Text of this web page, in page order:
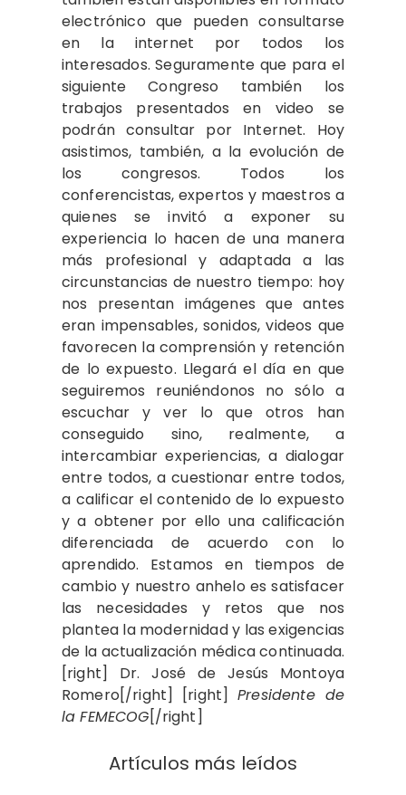
electrónico que pueden consultarse
en la internet por todos los
interesados. Seguramente que para el
siguiente Congreso también los
trabajos presentados en video se
podrán consultar por Internet. Hoy
asistimos, también, a la evolución de
los congresos. Todos los
conferencistas, expertos y maestros a
quienes se invitó a exponer su
experiencia lo hacen de una manera
más profesional y adaptada a las
circunstancias de nuestro tiempo: hoy
nos presentan imágenes que antes
eran impensables, sonidos, videos que
favorecen la comprensión y retención
de lo expuesto. Llegará el día en que
seguiremos reuniéndonos no sólo a
escuchar y ver lo que otros han
conseguido sino, realmente, a
intercambiar experiencias, a dialogar
entre todos, a cuestionar entre todos,
a calificar el contenido de lo expuesto
y a obtener por ello una calificación
diferenciada de acuerdo con lo
aprendido. Estamos en tiempos de
cambio y nuestro anhelo es satisfacer
las necesidades y retos que nos
plantea la modernidad y las exigencias
de la actualización médica continuada.
[right] Dr. José de Jesús Montoya
Romero[/right] [right]Presidente de
la FEMECOG[/right]
Artículos más leídos